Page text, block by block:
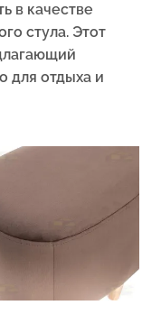
в качестве
стула. Этот
для отдыха и